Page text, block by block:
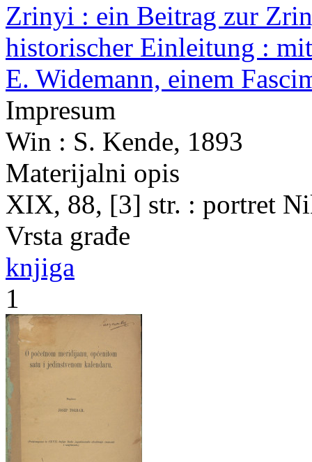
Zrinyi : ein Beitrag zur
historischer Einleitung :
E. Widemann, einem
Impresum
Win : S. Kende, 1893
Materijalni opis
XIX, 88, [3] str. : portret
Vrsta građe
knjiga
1